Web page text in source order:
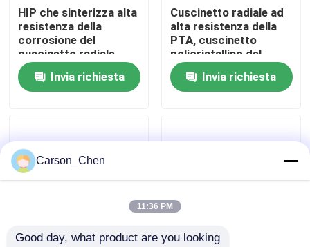
Controllo di qualità
Contattici
ugello del carburo di tungsteno
ugelli di sabbiatura del carburo
HIP che sinterizza alta
resistenza della
corrosione del
cuscinetto radiale
duro di PDC
Invia richiesta
Cuscinetto radiale ad
alta resistenza della
PTA, cuscinetto
policristallino del
tungsteno delle
mattonelle del
diamante
Invia richiesta
Carson_Chen
11:36 PM
Good day, what product are you looking